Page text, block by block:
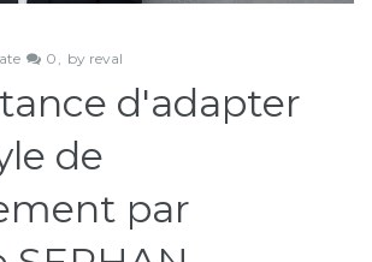
0 by reval
d'adapter
de
par